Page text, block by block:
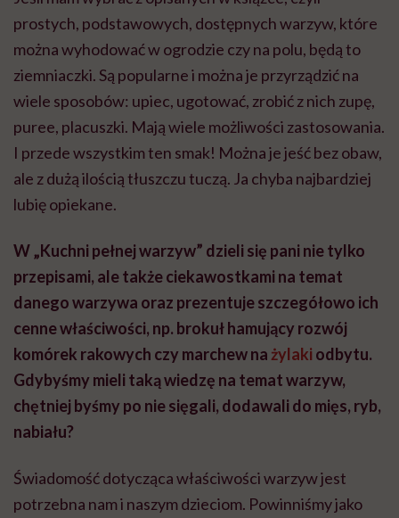
prostych, podstawowych, dostępnych warzyw, które
można wyhodować w ogrodzie czy na polu, będą to
ziemniaczki. Są popularne i można je przyrządzić na
wiele sposobów: upiec, ugotować, zrobić z nich zupę,
puree, placuszki. Mają wiele możliwości zastosowania.
I przede wszystkim ten smak! Można je jeść bez obaw,
ale z dużą ilością tłuszczu tuczą. Ja chyba najbardziej
lubię opiekane.
W „Kuchni pełnej warzyw” dzieli się pani nie tylko
przepisami, ale także ciekawostkami na temat
danego warzywa oraz prezentuje szczegółowo ich
cenne właściwości, np. brokuł hamujący rozwój
komórek rakowych czy marchew na żylaki odbytu.
Gdybyśmy mieli taką wiedzę na temat warzyw,
chętniej byśmy po nie sięgali, dodawali do mięs, ryb,
nabiału?
Świadomość dotycząca właściwości warzyw jest
potrzebna nam i naszym dzieciom. Powinniśmy jako